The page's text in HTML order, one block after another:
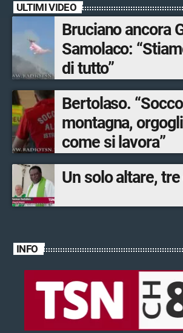
ULTIMI VIDEO
Bruciano ancora
Samolaco:
di tutto”
Bertolaso.
montagna,
come si lavora”
Un solo altare,
INFO